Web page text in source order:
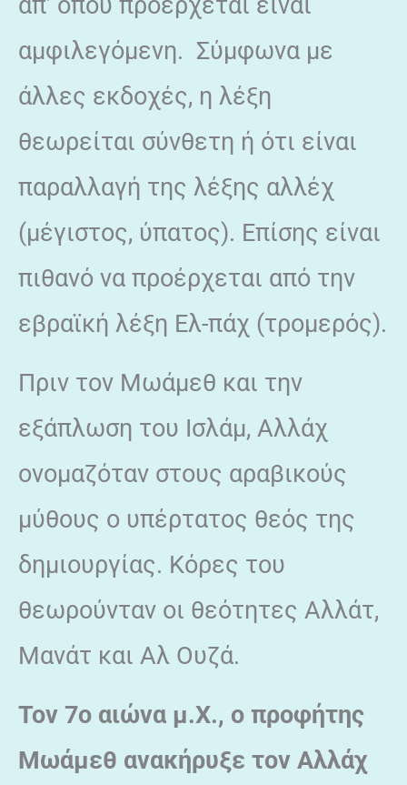
αμφιλεγόμενη. Σύμφωνα με
άλλες εκδοχές, η λέξη
θεωρείται σύνθετη ή ότι είναι
παραλλαγή της λέξης αλλέχ
(μέγιστος, ύπατος). Επίσης είναι
πιθανό να προέρχεται από την
εβραϊκή λέξη Ελ-πάχ (τρομερός).
Πριν τον Μωάμεθ και την
εξάπλωση του Ισλάμ, Αλλάχ
ονομαζόταν στους αραβικούς
μύθους ο υπέρτατος θεός της
δημιουργίας. Κόρες του
θεωρούνταν οι θεότητες Αλλάτ,
Μανάτ και Αλ Ουζά.
Τον 7ο αιώνα μ.Χ., ο προφήτης
Μωάμεθ ανακήρυξε τον Αλλάχ